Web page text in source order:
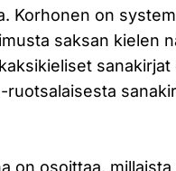
Korhonen on
saksan kielen
on osoittaa,